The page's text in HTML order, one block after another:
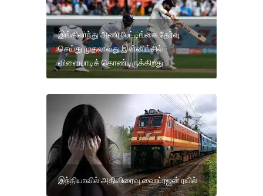
இங்கிலாந்து அணி பேட்டிங்கை தேர்வு
செய்து முதலாவது இன்னிங்சில்
விளையாடிக் கொண்டிருக்கிறது .
இந்தியாவில் அதிவிரைவு ஹைட்ரஜன் ரயில்